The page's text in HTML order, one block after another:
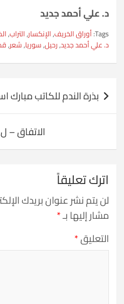
د. علي أحمد جديد
Tags: أوراق الخريف,الإنكسار,التراب,
د. علي أحمد جديد,رحيل,سوريا,شعر,
المقالات
بذرة الندم للكاتب
الاتفاق –
اترك تعليقاً
لن يتم نشر عنوان بريدك
مشار إليها بـ*
التعليق*